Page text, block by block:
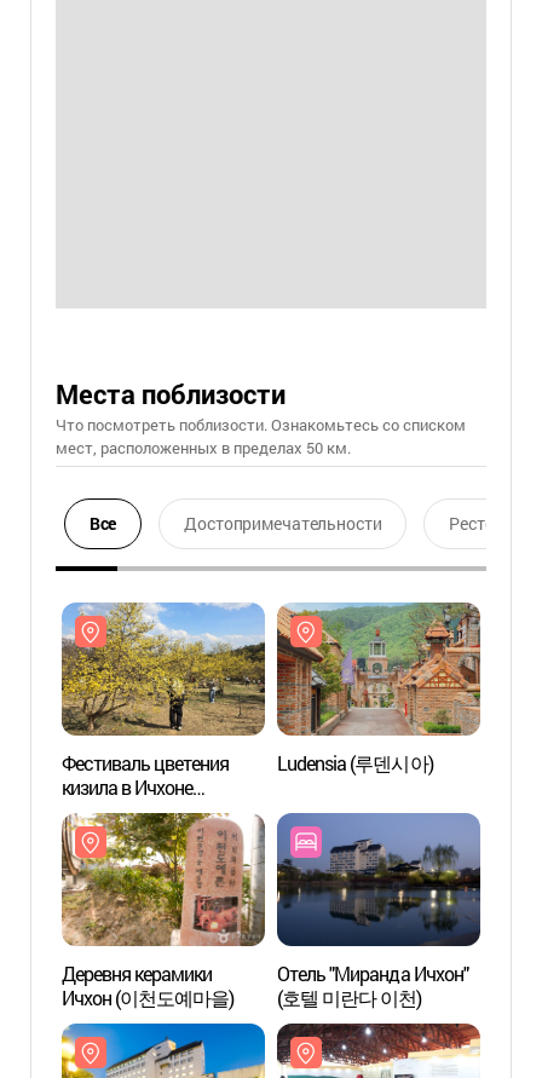
Места поблизости
Что посмотреть поблизости. Ознакомьтесь со списком
мест, расположенных в пределах 50 км.
Все Достопримечательности Ресторан
Фестиваль цветения
кизила в Ичхоне
(이천백사 산수유꽃축제)
Ludensia (루덴시아)
Деревня керамики
Ичхон (이천도예마을)
Отель "Миранда Ичхон"
(호텔 미란다 이천)